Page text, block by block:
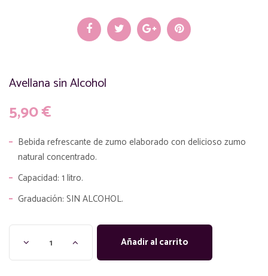
Avellana sin Alcohol
5,90€
Bebida refrescante de zumo elaborado con delicioso zumo
natural concentrado.
Capacidad: 1 litro.
Graduación: SIN ALCOHOL.
Añadir al carrito